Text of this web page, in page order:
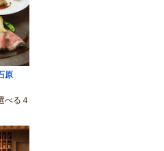
原
べる４